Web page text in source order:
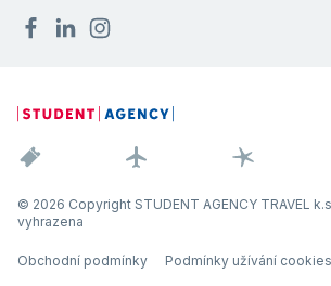
© 2026 Copyright STUDENT AGENCY TRAVEL
vyhrazena
Obchodní podmínky Podmínky užívání cookies